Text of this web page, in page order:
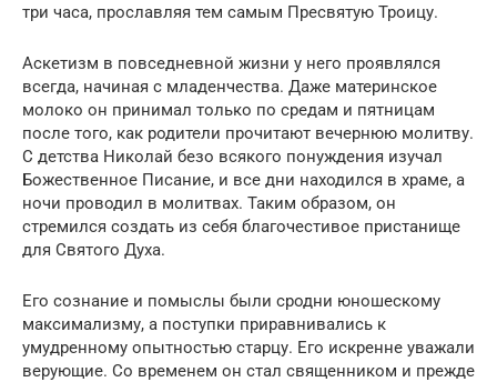
три часа, прославляя тем самым Пресвятую Троицу.
Аскетизм в повседневной жизни у него проявлялся
всегда, начиная с младенчества. Даже материнское
молоко он принимал только по средам и пятницам
после того, как родители прочитают вечернюю молитву.
С детства Николай безо всякого понуждения изучал
Божественное Писание, и все дни находился в храме, а
ночи проводил в молитвах. Таким образом, он
стремился создать из себя благочестивое пристанище
для Святого Духа.
Его сознание и помыслы были сродни юношескому
максимализму, а поступки приравнивались к
умудренному опытностью старцу. Его искренне уважали
верующие. Со временем он стал священником и прежде